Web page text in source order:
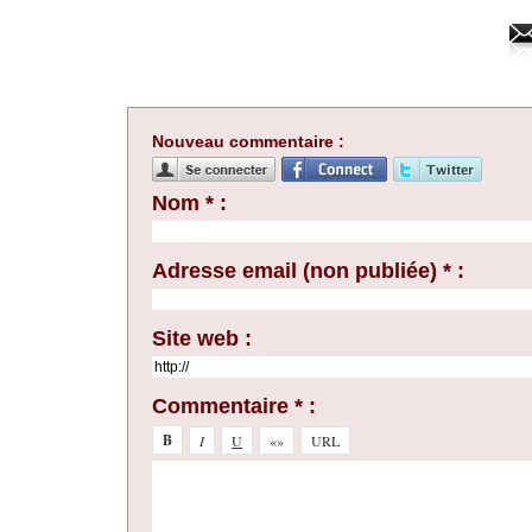
Nouveau commentaire :
Nom * :
Adresse email (non publiée) * :
Site web :
Commentaire * :